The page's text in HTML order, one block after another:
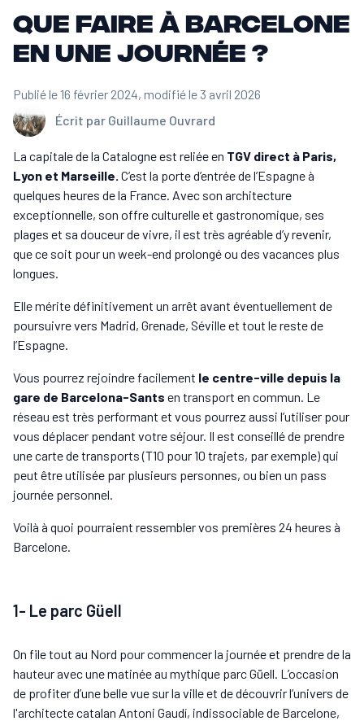
Que faire à Barcelone
en une journée ?
Écrit par Guillaume Ouvrard
Publié le 16 février 2024, modifié le 3 avril 2026
La capitale de la Catalogne est reliée en TGV direct à Paris,
Lyon et Marseille. C’est la porte d’entrée de l’Espagne à
quelques heures de la France. Avec son architecture
exceptionnelle, son offre culturelle et gastronomique, ses
plages et sa douceur de vivre, il est très agréable d’y revenir,
que ce soit pour un week-end prolongé ou des vacances plus
longues.
Elle mérite définitivement un arrêt avant éventuellement de
poursuivre vers Madrid, Grenade, Séville et tout le reste de
l’Espagne.
Vous pourrez rejoindre facilement le centre-ville depuis la
gare de Barcelona-Sants en transport en commun. Le
réseau est très performant et vous pourrez aussi l’utiliser pour
vous déplacer pendant votre séjour. Il est conseillé de prendre
une carte de transports (T10 pour 10 trajets, par exemple) qui
peut être utilisée par plusieurs personnes, ou bien un pass
journée personnel.
Voilà à quoi pourraient ressembler vos premières 24 heures à
Barcelone.
1- Le parc Güell
On file tout au Nord pour commencer la journée et prendre de la
hauteur avec une matinée au mythique parc Güell. L’occasion
de profiter d’une belle vue sur la ville et de découvrir l’univers de
l'architecte catalan Antoni Gaudí, indissociable de Barcelone,